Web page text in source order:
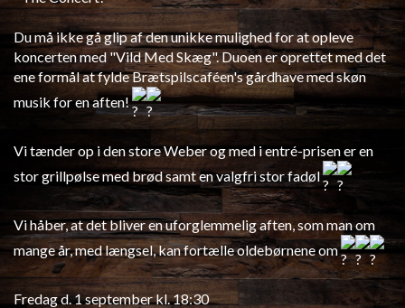
Du må ikke gå glip af den unikke mulighed for at opleve
koncerten med "Vild Med Skæg". Duoen er oprettet med det
ene formål at fylde Brætspilscaféen's gårdhave med skøn
musik for en aften!
Vi tænder op i den store Weber og med i entré-prisen er en
stor grillpølse med brød samt en valgfri stor fadøl
Vi håber, at det bliver en uforglemmelig aften, som man om
mange år, med længsel, kan fortælle oldebørnene om
Fredag d. 1 september kl. 18:30